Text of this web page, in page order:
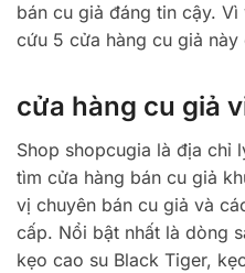
bán cu giả đáng tin cậy.
cứu 5 cửa hàng cu giả này
cửa hàng cu giả
Shop shopcugia là địa chỉ
tìm cửa hàng bán cu giả
vị chuyên bán cu giả và
cấp. Nổi bật nhất là dòng
kẹo cao su Black Tiger,